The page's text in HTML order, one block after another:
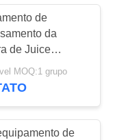
de
de
da
de Juice
CIP 20T/H
MOQ:1 grupo
de